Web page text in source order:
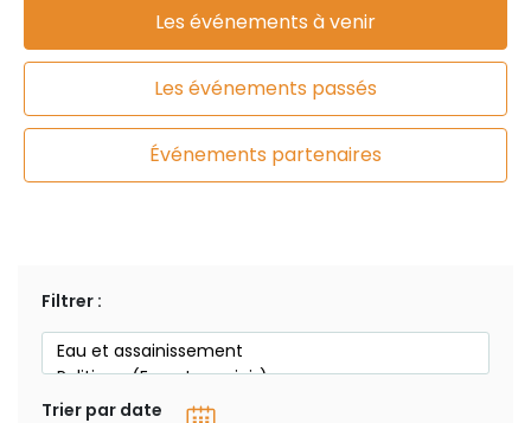
Les événements à venir
Les événements passés
Événements partenaires
Filtrer :
Trier par date